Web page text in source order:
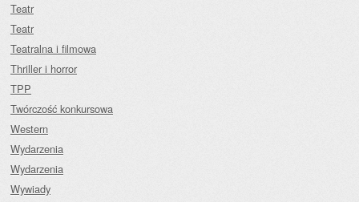
Teatr
Teatr
Teatralna i filmowa
Thriller i horror
TPP
Twórczość konkursowa
Western
Wydarzenia
Wydarzenia
Wywiady